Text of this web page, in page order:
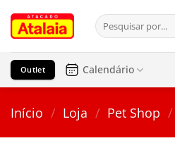
para
conteúdo
Pesquisar
por:
Outlet Calendário
Início / Loja / Pet Shop /